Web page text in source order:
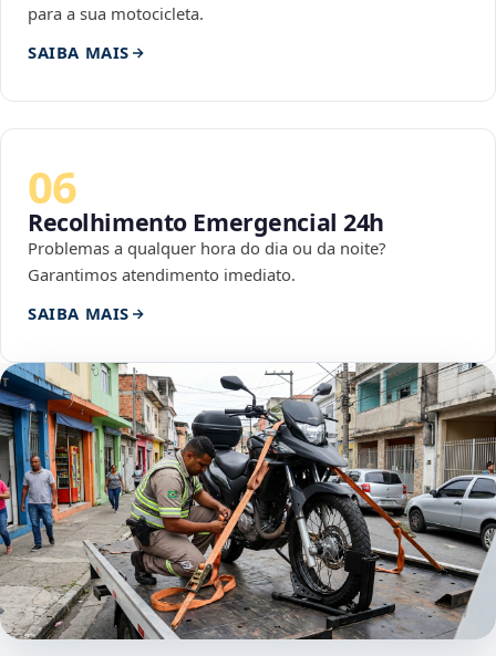
para a sua motocicleta.
SAIBA MAIS
06
Recolhimento Emergencial 24h
Problemas a qualquer hora do dia ou da noite?
Garantimos atendimento imediato.
SAIBA MAIS